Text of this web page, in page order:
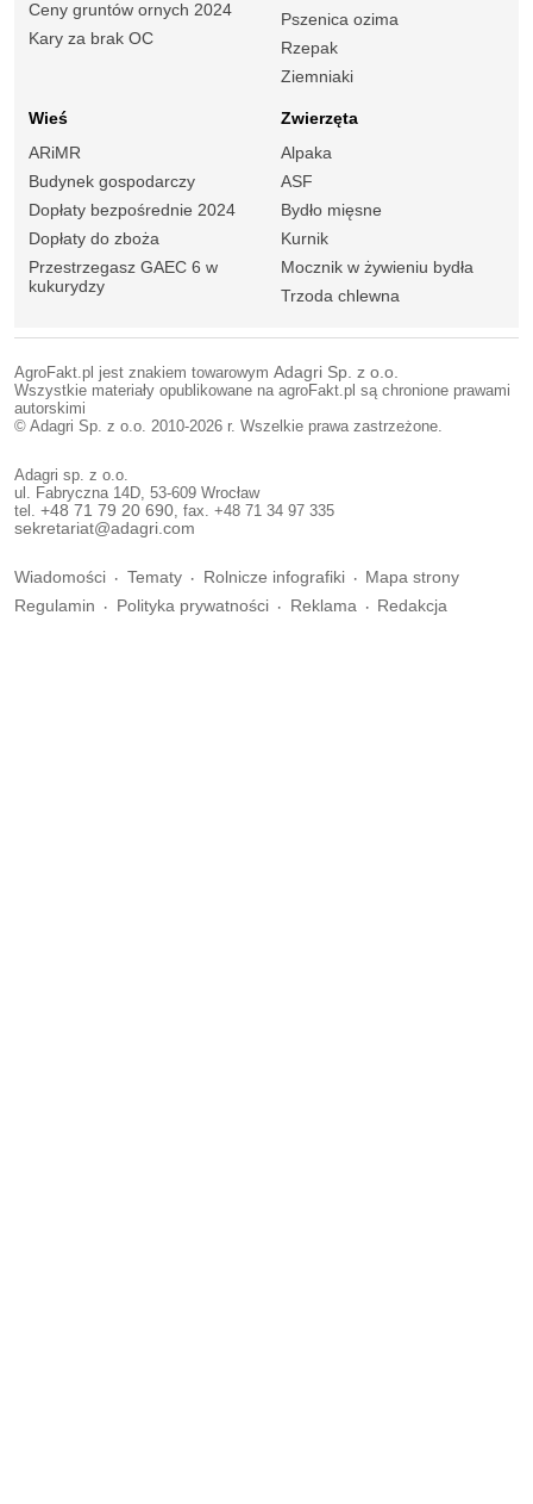
Ceny gruntów ornych 2024
Kary za brak OC
Pszenica ozima
Rzepak
Ziemniaki
Wieś
ARiMR
Budynek gospodarczy
Dopłaty bezpośrednie 2024
Dopłaty do zboża
Przestrzegasz GAEC 6 w
kukurydzy
Zwierzęta
Alpaka
ASF
Bydło mięsne
Kurnik
Mocznik w żywieniu bydła
Trzoda chlewna
AgroFakt.pl jest znakiem towarowym Adagri Sp. z o.o.
Wszystkie materiały opublikowane na agroFakt.pl są chronione prawami
autorskimi
© Adagri Sp. z o.o. 2010-2026 r. Wszelkie prawa zastrzeżone.
Adagri sp. z o.o.
ul. Fabryczna 14D, 53-609 Wrocław
tel. +48 71 79 20 690 , fax. +48 71 34 97 335
sekretariat@adagri.com
Wiadomości Tematy Rolnicze infografiki
Mapa strony
Regulamin
Polityka prywatności Reklama Redakcja